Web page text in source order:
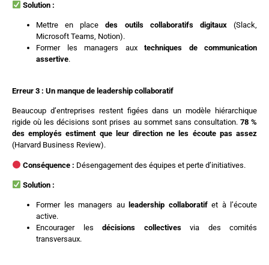
Solution :
Mettre en placedes outils collaboratifs digitaux(Slack,
Microsoft Teams, Notion).
Former les managers aux techniques de communication
assertive.
Erreur 3 : Un manque de leadership collaboratif
Beaucoup d’entreprises restent figées dans un modèle hiérarchique
rigide où les décisions sont prises au sommet sans consultation. 78 %
des employés estiment que leur direction ne les écoute pas assez
(Harvard Business Review).
Conséquence : Désengagement des équipes et perte d’initiatives.
Solution :
Former les managers au leadership collaboratifet à l’écoute
active.
Encourager les décisions collectivesvia des comités
transversaux.